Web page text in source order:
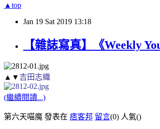
▲top
Jan 19 Sat 2019 13:18
【雜誌寫真】《Weekly
▲▼ 吉田志織
(繼續閱讀...)
第六天喵魔 發表在 痞客邦 留言(0) 人氣()